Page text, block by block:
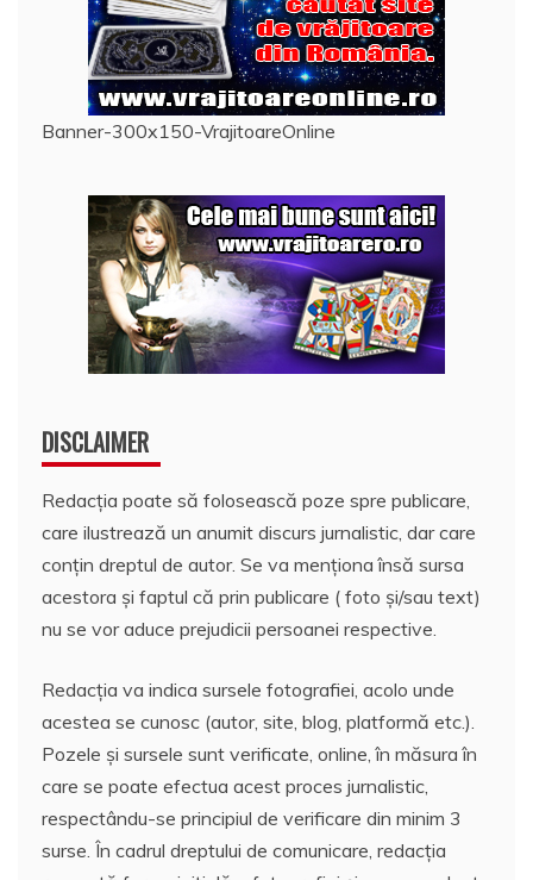
Banner-300x150-VrajitoareOnline
DISCLAIMER
Redacția poate să folosească poze spre publicare,
care ilustrează un anumit discurs jurnalistic, dar care
conțin dreptul de autor. Se va menționa însă sursa
acestora și faptul că prin publicare ( foto și/sau text)
nu se vor aduce prejudicii persoanei respective.
Redacția va indica sursele fotografiei, acolo unde
acestea se cunosc (autor, site, blog, platformă etc.).
Pozele și sursele sunt verificate, online, în măsura în
care se poate efectua acest proces jurnalistic,
respectându-se principiul de verificare din minim 3
surse. În cadrul dreptului de comunicare, redacția